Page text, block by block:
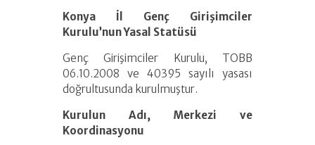
Konya İl Genç Girişimciler
Kurulu’nun Yasal Statüsü
Genç Girişimciler Kurulu, TOBB
06.10.2008 ve 40395 sayılı yasası
doğrultusunda kurulmuştur.
Kurulun Adı, Merkezi ve
Koordinasyonu